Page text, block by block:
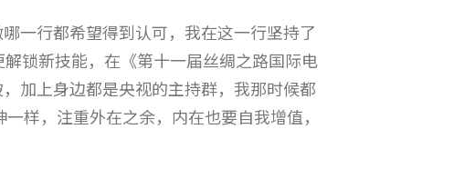
一行都希望得到认可，我在这一行坚持了
锁新技能，在《第十一届丝绸之路国际电
加上身边都是央视的主持群，我那时候都
样，注重外在之余，内在也要自我增值，